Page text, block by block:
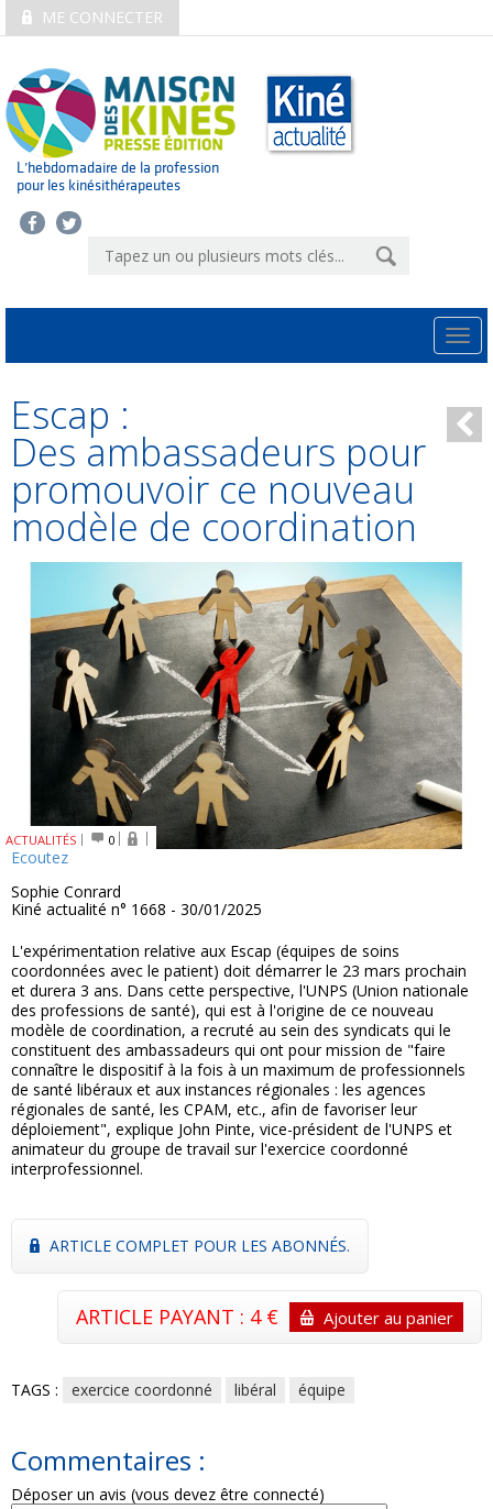
ME CONNECTER
L’hebdomadaire de la profession
pour les kinésithérapeutes
Escap :
Des ambassadeurs pour
promouvoir ce nouveau
modèle de coordination
ACTUALITÉS 0
Ecoutez
Sophie Conrard
Kiné actualité n° 1668 - 30/01/2025
L'expérimentation relative aux Escap (équipes de soins
coordonnées avec le patient) doit démarrer le 23 mars prochain
et durera 3 ans. Dans cette perspective, l'UNPS (Union nationale
des professions de santé), qui est à l'origine de ce nouveau
modèle de coordination, a recruté au sein des syndicats qui le
constituent des ambassadeurs qui ont pour mission de "faire
connaître le dispositif à la fois à un maximum de professionnels
de santé libéraux et aux instances régionales : les agences
régionales de santé, les CPAM, etc., afin de favoriser leur
déploiement", explique John Pinte, vice-président de l'UNPS et
animateur du groupe de travail sur l'exercice coordonné
interprofessionnel.
ARTICLE COMPLET POUR LES ABONNÉS.
ARTICLE PAYANT : 4 € Ajouter au panier
TAGS : exercice coordonné libéral équipe
Commentaires :
Déposer un avis (vous devez être connecté)